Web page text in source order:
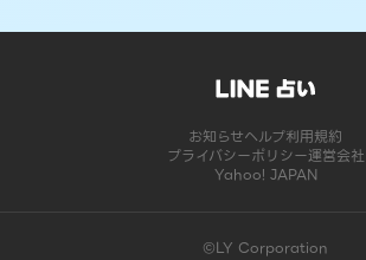
お知らせヘルプ利用規約
プライバシーポリシー運営会社
Yahoo! JAPAN
©LY Corporation